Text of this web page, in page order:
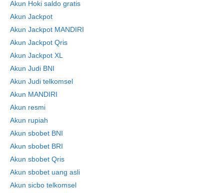
Akun Hoki saldo gratis
Akun Jackpot
Akun Jackpot MANDIRI
Akun Jackpot Qris
Akun Jackpot XL
Akun Judi BNI
Akun Judi telkomsel
Akun MANDIRI
Akun resmi
Akun rupiah
Akun sbobet BNI
Akun sbobet BRI
Akun sbobet Qris
Akun sbobet uang asli
Akun sicbo telkomsel